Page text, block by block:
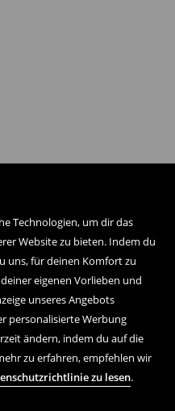
Technologien, um dir das
Website zu bieten. Indem du
uns, für deinen Komfort zu
eigenen Vorlieben und
unseres Angebots
personalisierte Werbung
ändern, indem du auf die
zu erfahren, empfehlen wir
zu lesen.